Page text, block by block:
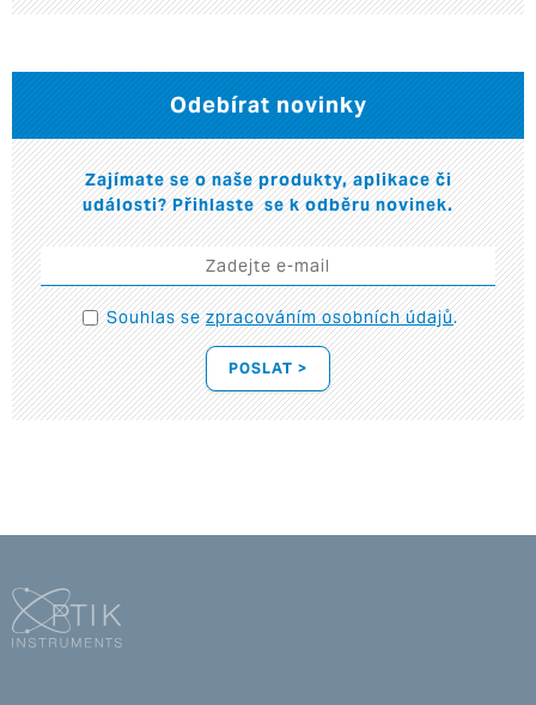
Odebírat novinky
Zajímate se o naše produkty, aplikace či
události? Přihlaste se k odběru novinek.
Souhlas sezpracováním osobních údajů.
POSLAT >